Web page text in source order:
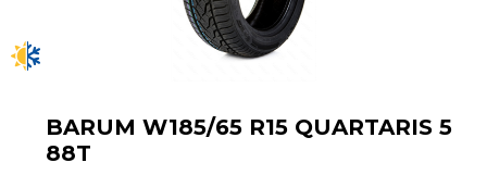
BARUM W185/65 R15 QUARTARIS 5
88T